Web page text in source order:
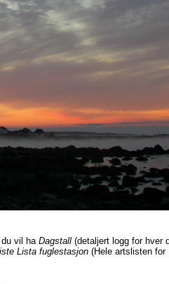
du vil ha Dagstall (detaljert logg for hver
Lista fuglestasjon (Hele artslisten for